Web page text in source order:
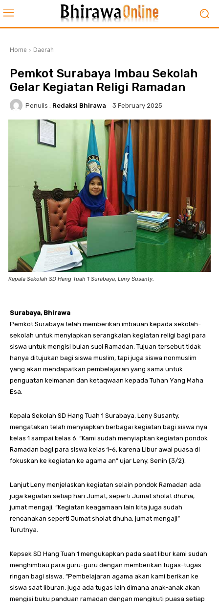
Home Daerah
Pemkot Surabaya Imbau Sekolah
Gelar Kegiatan Religi Ramadan
Penulis : Redaksi Bhirawa 3 February 2025
Kepala Sekolah SD Hang Tuah 1 Surabaya, Leny Susanty.
Surabaya, Bhirawa
Pemkot Surabaya telah memberikan imbauan kepada sekolah-
sekolah untuk menyiapkan serangkaian kegiatan religi bagi para
siswa untuk mengisi bulan suci Ramadan. Tujuan tersebut tidak
hanya ditujukan bagi siswa muslim, tapi juga siswa nonmuslim
yang akan mendapatkan pembelajaran yang sama untuk
penguatan keimanan dan ketaqwaan kepada Tuhan Yang Maha
Esa.
Kepala Sekolah SD Hang Tuah 1 Surabaya, Leny Susanty,
mengatakan telah menyiapkan berbagai kegiatan bagi siswa nya
kelas 1 sampai kelas 6. “Kami sudah menyiapkan kegiatan pondok
Ramadan bagi para siswa kelas 1-6, karena Libur awal puasa di
fokuskan ke kegiatan ke agama an” ujar Leny, Senin (3/2).
Lanjut Leny menjelaskan kegiatan selain pondok Ramadan ada
juga kegiatan setiap hari Jumat, seperti Jumat sholat dhuha,
jumat mengaji. “Kegiatan keagamaan lain kita juga sudah
rencanakan seperti Jumat sholat dhuha, jumat mengaji”
Turutnya.
Kepsek SD Hang Tuah 1 mengukapkan pada saat libur kami sudah
menghimbau para guru-guru dengan memberikan tugas-tugas
ringan bagi siswa. “Pembelajaran agama akan kami berikan ke
siswa saat liburan, juga ada tugas lain dimana anak-anak akan
mengisi buku panduan ramadan dengan mengikuti puasa setiap